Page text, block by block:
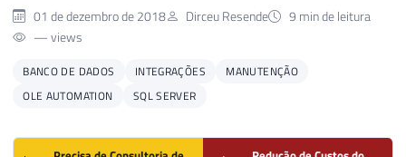
01 de dezembro de 2018 Dirceu Resende
9 min de leitura
0 views
BANCO DE DADOS INTEGRAÇÕES
MANUTENÇÃO
OLE AUTOMATION
SQL SERVER